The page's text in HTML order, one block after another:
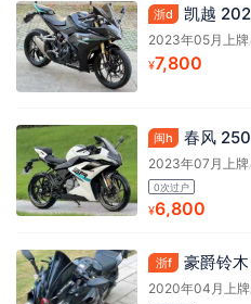
浙d 凯越
2023年05月上牌
¥7,800
闽h 春风
2023年07月上牌
0次过户
¥6,800
浙f 豪爵铃
2020年04月上牌